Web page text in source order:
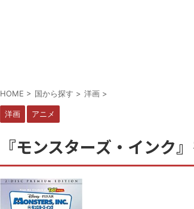
HOME > 国から探す > 洋画 >
洋画 アニメ
『モンスターズ・インク